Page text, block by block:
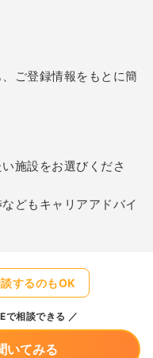
ご登録情報をもとに簡
施設をお選びくださ
どもキャリアアドバイ
するのもOK
で相談できる
いてみる